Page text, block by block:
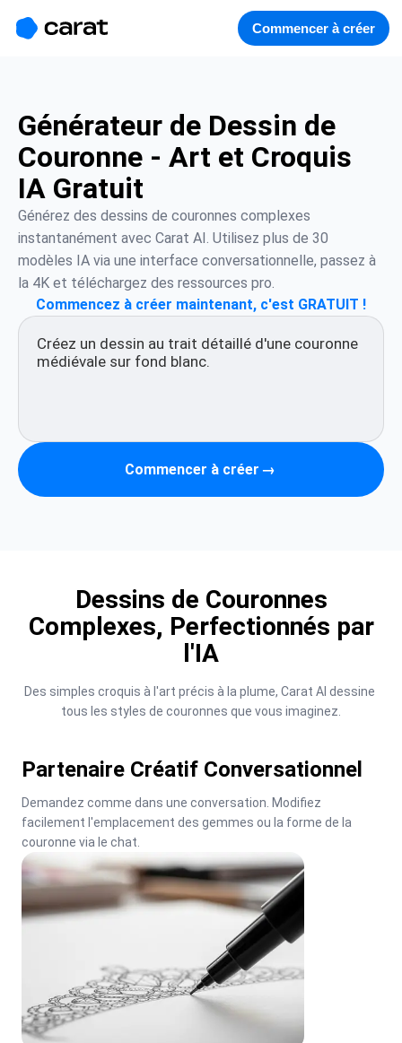
소개
Commencer à créer
Générateur de Dessin de
Couronne - Art et Croquis
IA Gratuit
Générez des dessins de couronnes complexes
instantanément avec Carat AI. Utilisez plus de 30
modèles IA via une interface conversationnelle, passez à
la 4K et téléchargez des ressources pro.
Commencez à créer maintenant, c'est GRATUIT !
Commencer à créer →
Dessins de Couronnes
Complexes, Perfectionnés par
l'IA
Des simples croquis à l'art précis à la plume, Carat AI dessine
tous les styles de couronnes que vous imaginez.
Partenaire Créatif Conversationnel
Demandez comme dans une conversation. Modifiez
facilement l'emplacement des gemmes ou la forme de la
couronne via le chat.